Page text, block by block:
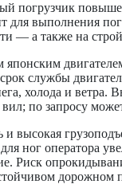
погрузчик
для выполнения
— а также на
службы
холода и
по запросу
и высокая
ног оператора
Риск
дорожном